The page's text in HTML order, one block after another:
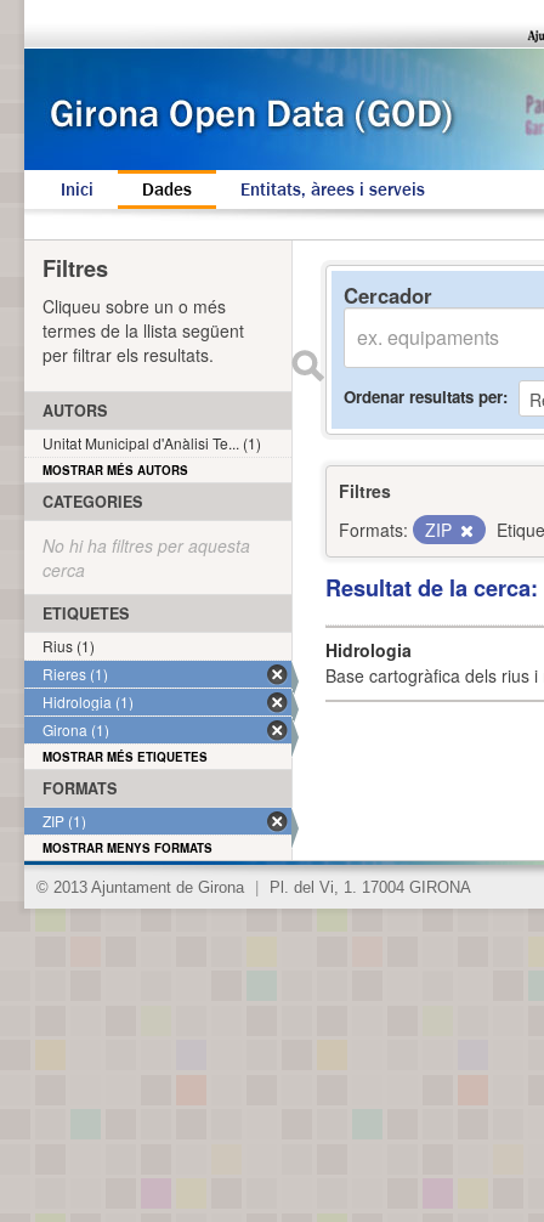
Inici Dades Entitats, àrees i serveis
Cercador
Ordenar resultats per
Filtres
Formats:
ZIP
Resultat de la
Hidrologia
Base cartogràfica dels rius
Filtres
Cliqueu sobre un o més
termes de la llista següent
per filtrar els resultats.
AUTORS
Unitat Municipal d'Anàlisi Te... (1)
MOSTRAR MÉS AUTORS
CATEGORIES
No hi ha filtres per aquesta
cerca
ETIQUETES
Rius (1)
Rieres (1)
Hidrologia (1)
Girona (1)
MOSTRAR MÉS ETIQUETES
FORMATS
ZIP (1)
MOSTRAR MENYS FORMATS
© 2013 Ajuntament de Girona Pl. del Vi, 1. 17004 GIRONA